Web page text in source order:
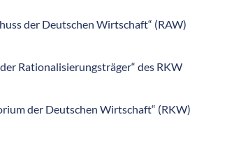
der Deutschen Wirtschaft“ (RAW)
Rationalisierungsträger“ des RKW
der Deutschen Wirtschaft“ (RKW)